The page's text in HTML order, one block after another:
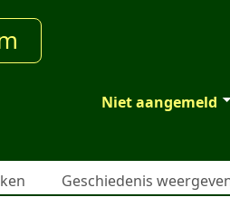
Niet aangemeld
Geschiedenis